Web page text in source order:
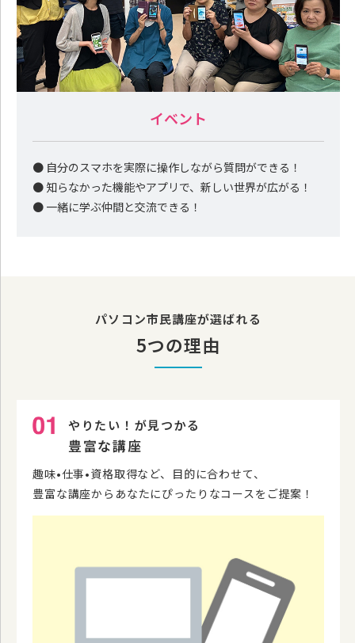
イベント
● 自分のスマホを実際に操作しながら質問ができる！
● 知らなかった機能やアプリで、新しい世界が広がる！
● 一緒に学ぶ仲間と交流できる！
パソコン市民講座が選ばれる
5つの理由
やりたい！が見つかる
豊富な講座
趣味•仕事•資格取得など、目的に合わせて、
豊富な講座からあなたにぴったりなコースをご提案！